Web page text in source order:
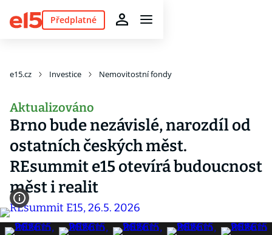
Předplatné
e15.cz Investice Nemovitostní fondy
Aktualizováno
Brno bude nezávislé, narozdíl od
ostatních českých měst.
REsummit e15 otevírá budoucnost
měst i realit